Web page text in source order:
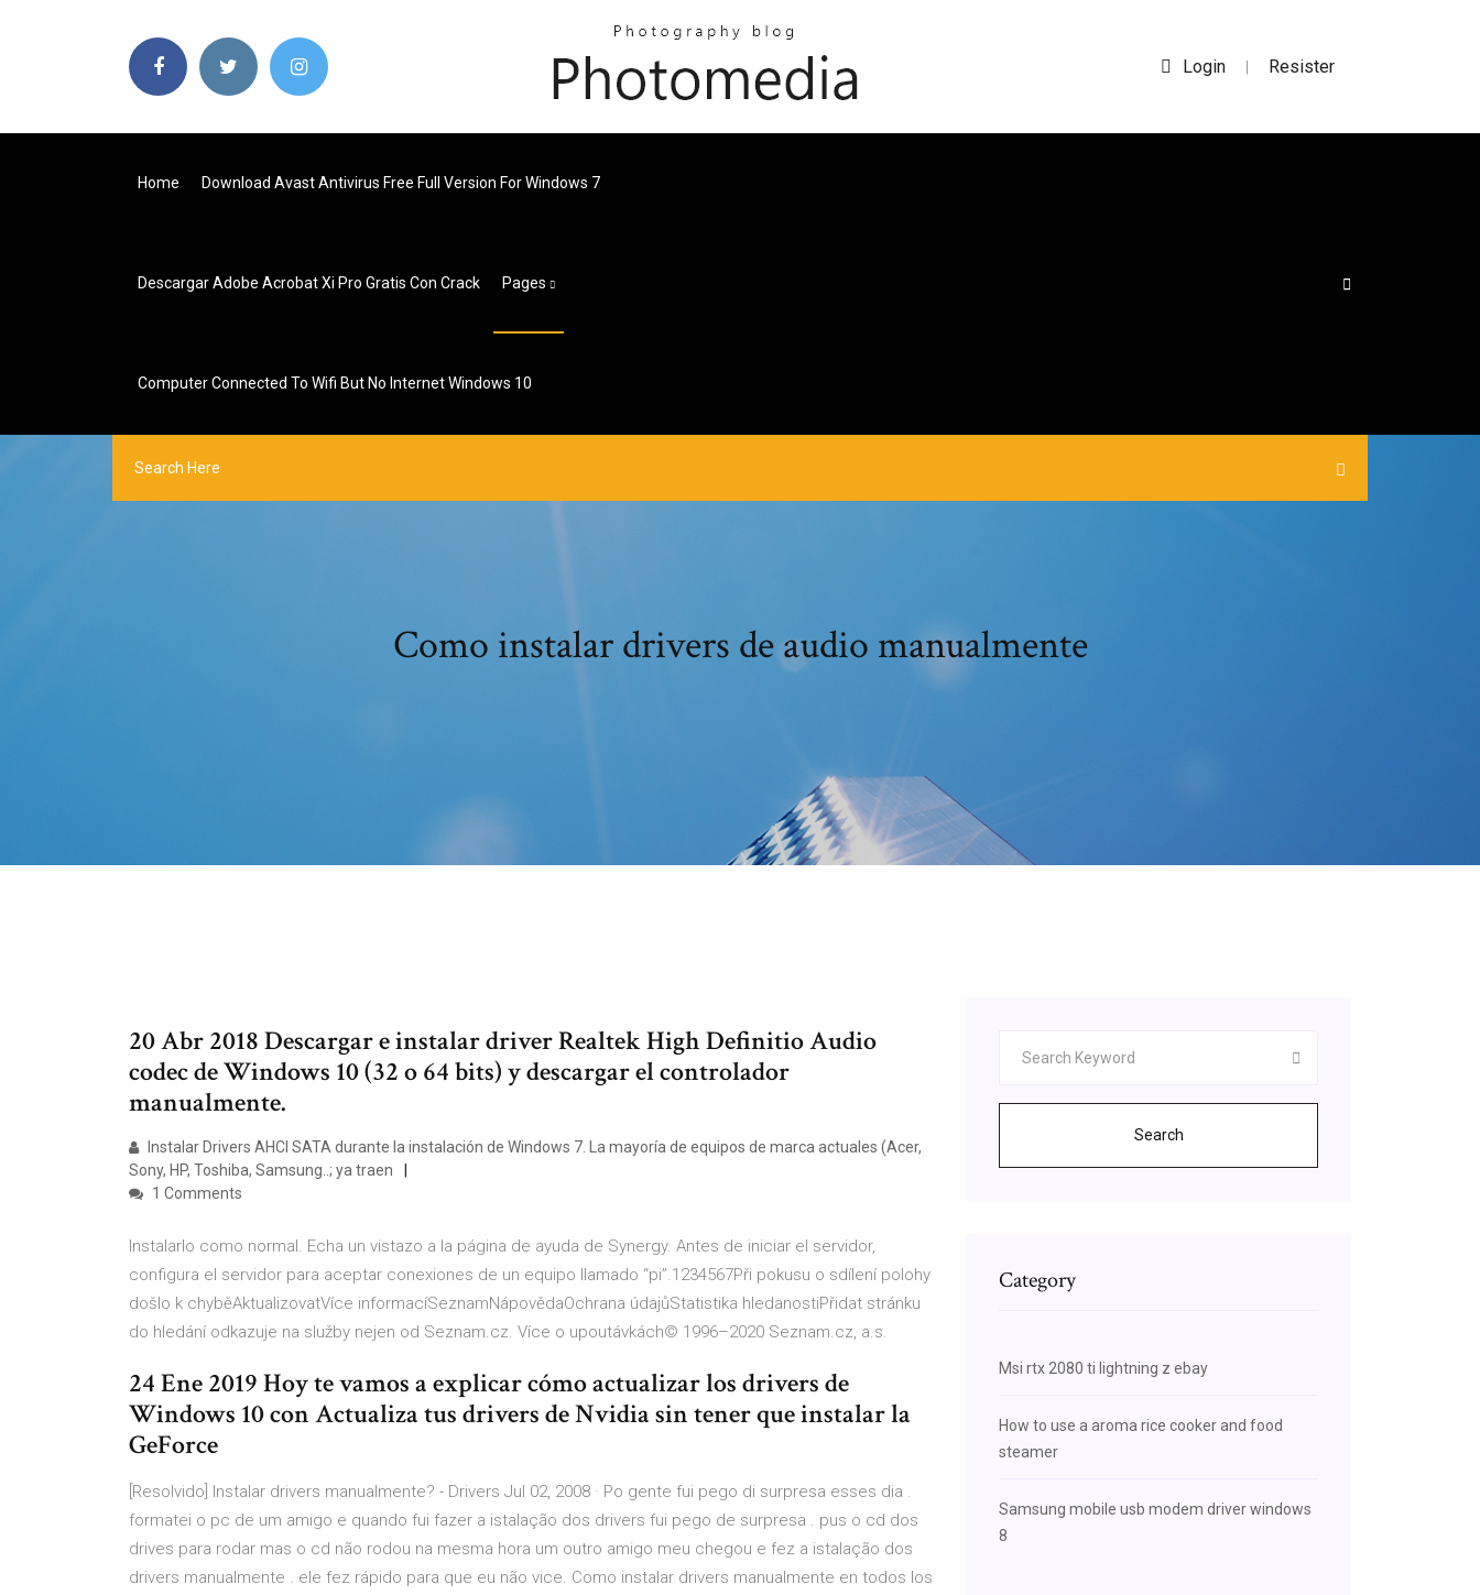
Login | Resister
Home Download Avast Antivirus Free Full Version For Windows 7
Descargar Adobe Acrobat Xi Pro Gratis Con Crack Pages
Computer Connected To Wifi But No Internet Windows 10
Como instalar drivers de audio manualmente
20 Abr 2018 Descargar e instalar driver Realtek High Definitio Audio
codec de Windows 10 (32 o 64 bits) y descargar el controlador
manualmente.
Instalar Drivers AHCI SATA durante la instalación de Windows 7. La mayoría de equipos de marca actuales (Acer,
Sony, HP, Toshiba, Samsung..; ya traen
1 Comments
Instalarlo como normal. Echa un vistazo a la página de ayuda de Synergy. Antes de iniciar el servidor,
configura el servidor para aceptar conexiones de un equipo llamado “pi”.1234567Při pokusu o sdílení polohy
došlo k chyběAktualizovatVíce informacíSeznamNápovědaOchrana údajůStatistika hledanostiPřidat stránku
do hledání odkazuje na služby nejen od Seznam.cz. Více o upoutávkách© 1996–2020 Seznam.cz, a.s.
24 Ene 2019 Hoy te vamos a explicar cómo actualizar los drivers de
Windows 10 con Actualiza tus drivers de Nvidia sin tener que instalar la
GeForce
[Resolvido] Instalar drivers manualmente? - Drivers Jul 02, 2008 · Po gente fui pego di surpresa esses dia .
formatei o pc de um amigo e quando fui fazer a istalação dos drivers fui pego de surpresa . pus o cd dos
drives para rodar mas o cd não rodou na mesma hora um outro amigo meu chegou e fez a istalação dos
drivers manualmente . ele fez rápido para que eu não vice. Como instalar drivers manualmente en todos los
Search
Category
Msi rtx 2080 ti lightning z ebay
How to use a aroma rice cooker and food
steamer
Samsung mobile usb modem driver windows
8